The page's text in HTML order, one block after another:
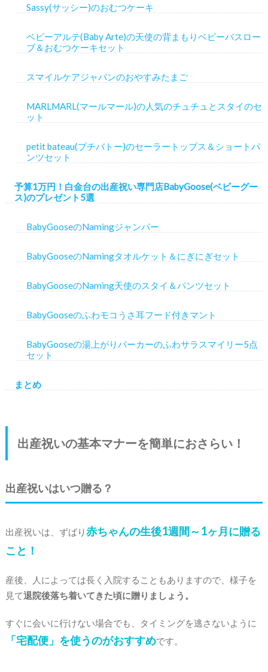
Sassy(サッシー)のおむつケーキ
ベビーアルテ(Baby Arte)の天使の背まもりベビーバスロー
ブ＆おむつケーキセット
スマイルケアジャパンのおやすみたまご
MARLMARL(マールマール)の人気のチュチュとスタイのセ
ット
petit bateau(プチバトー)のセーラートップス＆ショートパ
ンツセット
予算1万円！白金台の出産祝い専門店BabyGoose(ベビーグー
ス)のプレゼント5選
BabyGooseのNamingジャンパー
BabyGooseのNamingタオルケット＆にぎにぎセット
BabyGooseのNaming天使のスタイ＆パンツセット
BabyGooseのふわモコうさ耳フード付きマント
BabyGooseの湯上がりパーカーのふわサラスマイリー5点
セット
まとめ
出産祝いの基本マナーを簡単におさらい！
出産祝いはいつ贈る？
出産祝いは、ずばり赤ちゃんの生後1週間～1ヶ月に贈る
こと！
産後、人によっては長く入院することもありますので、様子を
見て退院後落ち着いてきた頃に贈りましょう。
すぐに会いに行けない場合でも、タイミングを逃さないように
「宅配便」を使うのがおすすめです。